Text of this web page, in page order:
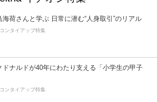
海荷さんと学ぶ 日常に潜む“人身取引”のリアル
ンタイアップ特集
ドナルドが40年にわたり支える「小学生の甲子
ンタイアップ特集